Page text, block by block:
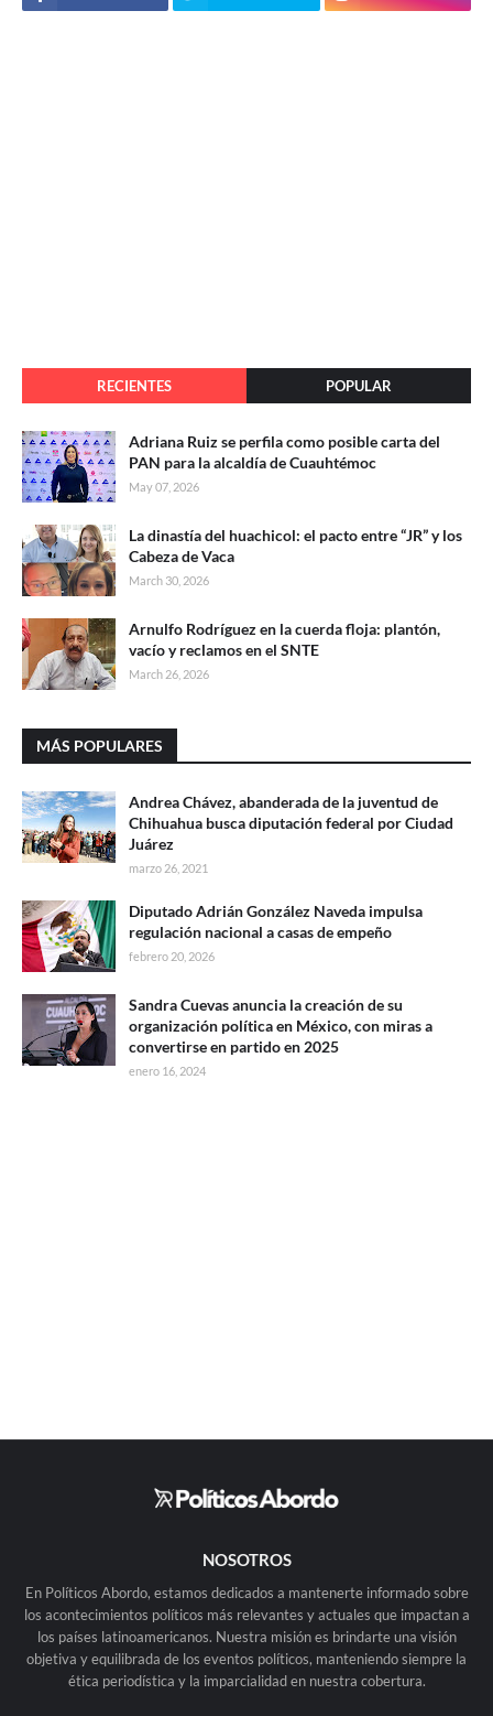
RECIENTES POPULAR
Adriana Ruiz se perfila como posible carta del
PAN para la alcaldía de Cuauhtémoc
May 07, 2026
La dinastía del huachicol: el pacto entre “JR” y los
Cabeza de Vaca
March 30, 2026
Arnulfo Rodríguez en la cuerda floja: plantón,
vacío y reclamos en el SNTE
March 26, 2026
MÁS POPULARES
Andrea Chávez, abanderada de la juventud de
Chihuahua busca diputación federal por Ciudad
Juárez
marzo 26, 2021
Diputado Adrián González Naveda impulsa
regulación nacional a casas de empeño
febrero 20, 2026
Sandra Cuevas anuncia la creación de su
organización política en México, con miras a
convertirse en partido en 2025
enero 16, 2024
NOSOTROS
En Políticos Abordo, estamos dedicados a mantenerte informado sobre
los acontecimientos políticos más relevantes y actuales que impactan a
los países latinoamericanos. Nuestra misión es brindarte una visión
objetiva y equilibrada de los eventos políticos, manteniendo siempre la
ética periodística y la imparcialidad en nuestra cobertura.